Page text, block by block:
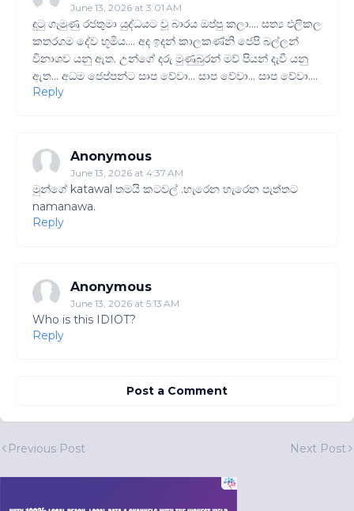
June 13, 2026 at 3:01 AM
දුටු ගැමුණු රජතුමා යුද්ධයට වූ බාරය ඔප්පු කලා.... සත්‍ය එලිකල
කතරගම දේව භූමිය.... අද ඉදන් කාලකණ්නි ජෙපි බල්ලන්
විනාශව යනු ඇත. උන්ගේ දරු මුණුබුරන් මව් පියන් දැවී යනු
ඇත... අධම ජෙප්පන්ට සාප වේවා... සාප වේවා... සාප වේවා....
Reply
Anonymous
June 13, 2026 at 4:37 AM
මුන්ගේ katawal තමයි කටවල් .හැරෙන හැරෙන පැත්තට
namanawa.
Reply
Anonymous
June 13, 2026 at 5:13 AM
Who is this IDIOT?
Reply
Post a Comment
Previous Post Next Post